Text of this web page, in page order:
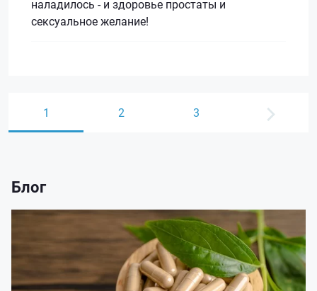
наладилось - и здоровье простаты и
сексуальное желание!
1 2 3
Блог